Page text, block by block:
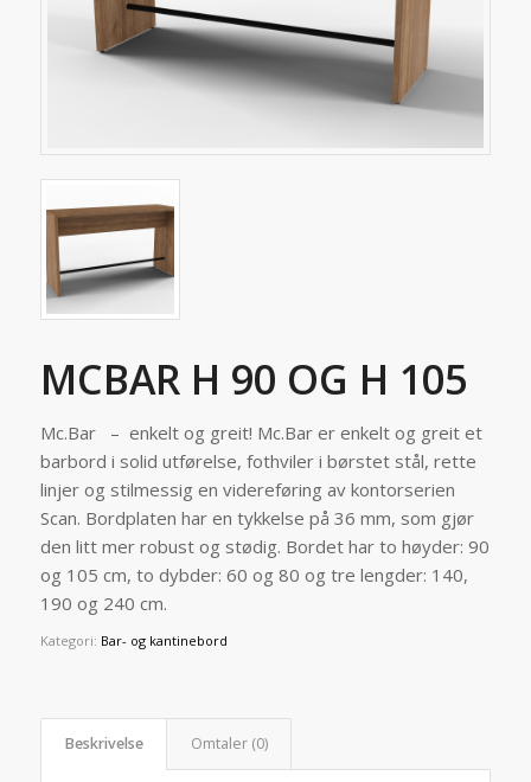
MCBAR H 90 OG H 105
Mc.Bar – enkelt og greit! Mc.Bar er enkelt og greit et
barbord i solid utførelse, fothviler i børstet stål, rette
linjer og stilmessig en videreføring av kontorserien
Scan. Bordplaten har en tykkelse på 36 mm, som gjør
den litt mer robust og stødig. Bordet har to høyder: 90
og 105 cm, to dybder: 60 og 80 og tre lengder: 140,
190 og 240 cm.
Kategori: Bar- og kantinebord
Beskrivelse Omtaler (0)